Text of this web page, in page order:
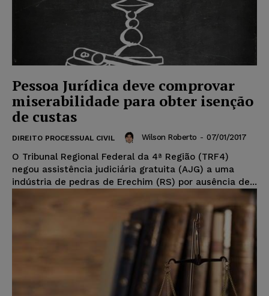
Pessoa Jurídica deve comprovar
miserabilidade para obter isenção
de custas
DIREITO PROCESSUAL CIVIL Wilson Roberto - 07/01/2017
O Tribunal Regional Federal da 4ª Região (TRF4)
negou assistência judiciária gratuita (AJG) a uma
indústria de pedras de Erechim (RS) por ausência de...